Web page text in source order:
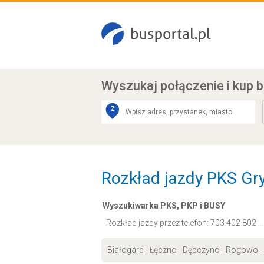
Wyszukaj połączenie i kup
Z
Rozkład jazdy PKS
Wyszukiwarka PKS, PKP i BUSY
Rozkład jazdy przez telefon: 703 402 802
Białogard - Łęczno - Dębczyno - Rogowo